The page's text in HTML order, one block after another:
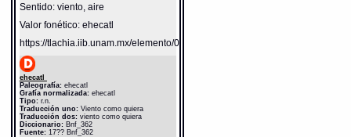
Sentido: viento, aire
Valor fonético: ehecatl
https://tlachia.iib.unam.mx/elemento/04.02.05
ehecatl
Paleografía:ehecatl
Grafía normalizada:ehecatl
Tipo:r.n.
Traducción uno:Viento como quiera
Traducción dos:viento como quiera
Diccionario: Bnf_362
Fuente:17?? Bnf_362